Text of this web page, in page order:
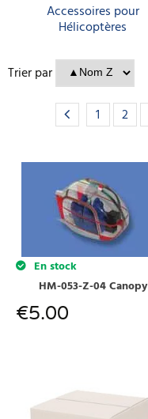
Accessoires pour
Hélicoptères
Trier par
1
2
En stock
HM-053-Z-04 Canopy
€5.00